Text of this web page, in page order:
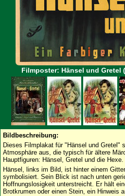
Filmposter: Hänsel und Gretel
Bildbeschreibung:
Dieses Filmplakat für "Hänsel und Gretel"
Atmosphäre aus, die typisch für ältere
Hauptfiguren: Hänsel, Gretel und die Hexe.
Hänsel, links im Bild, ist hinter einem
symbolisiert. Sein Blick ist nach unten
Hoffnungslosigkeit unterstreicht. Er hält
Brotkrumen oder einen Stein, ein Hinweis